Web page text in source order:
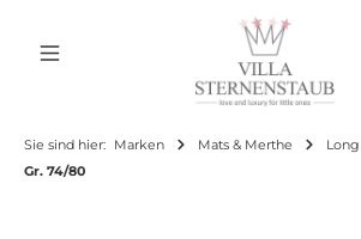
Sie sind hier: Marken Mats & Merthe
Gr. 74/80